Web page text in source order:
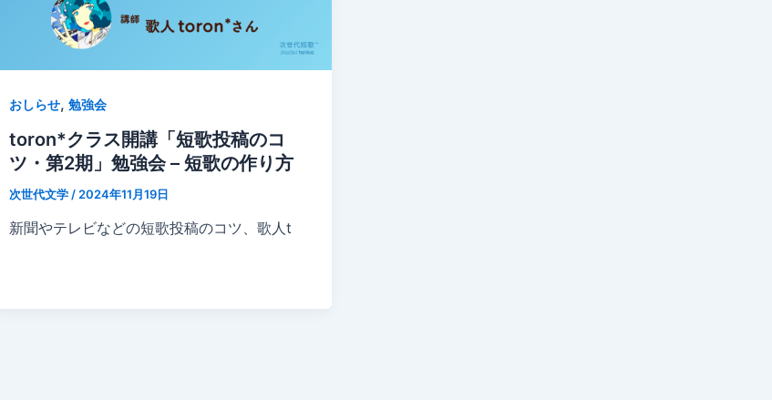
おしらせ, 勉強会
toron*クラス開講「短歌投稿のコ
ツ・第2期」勉強会 – 短歌の作り方
次世代文学 / 2024年11月19日
新聞やテレビなどの短歌投稿のコツ、歌人t